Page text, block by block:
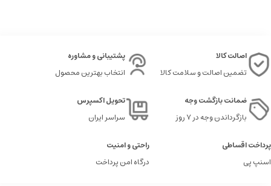
اصالت کالا
تضمین اصالت و سلامت کالا
پشتیبانی و مشاوره
انتخاب بهترین محصول
ضمانت بازگشت وجه
بازگرداندن وجه در ۷ روز
تحویل اکسپرس
سراسر ایران
پرداخت اقساطی
اسنپ پی
راحتی و امنیت
درگاه امن پرداخت